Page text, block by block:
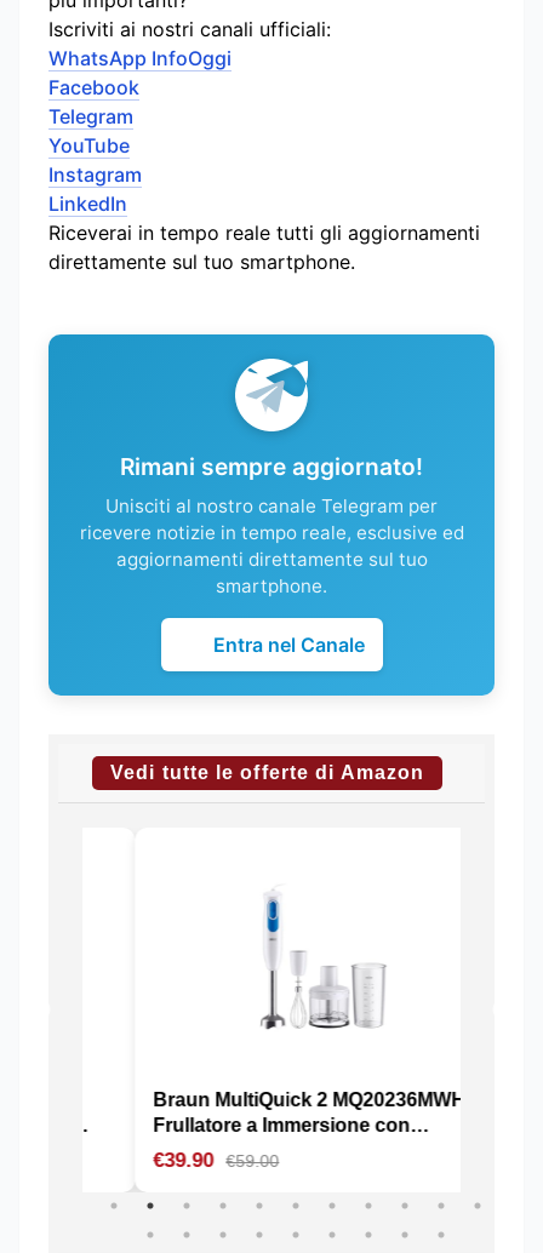
Iscriviti ai nostri canali ufficiali:
WhatsApp InfoOggi
Facebook
Telegram
YouTube
Instagram
LinkedIn
Riceverai in tempo reale tutti gli aggiornamenti
direttamente sul tuo smartphone.
Rimani sempre aggiornato!
Unisciti al nostro canale Telegram per
ricevere notizie in tempo reale, esclusive ed
aggiornamenti direttamente sul tuo
smartphone.
Entra nel Canale